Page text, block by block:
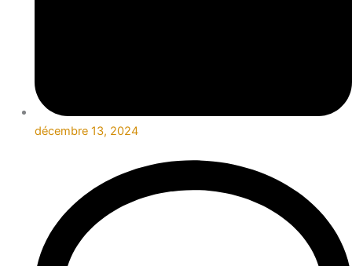
décembre 13, 2024